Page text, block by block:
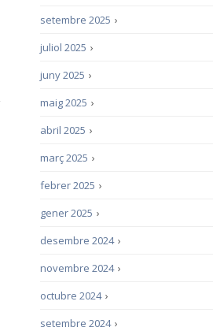
›
setembre 2025
›
juliol 2025
›
juny 2025
›
maig 2025
›
abril 2025
›
març 2025
›
febrer 2025
›
gener 2025
›
desembre 2024
›
novembre 2024
›
octubre 2024
›
setembre 2024